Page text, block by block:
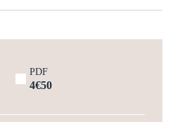
PDF
4€50